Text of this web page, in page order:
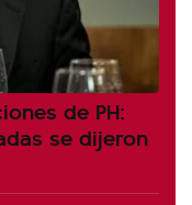
de PH:
se dijeron